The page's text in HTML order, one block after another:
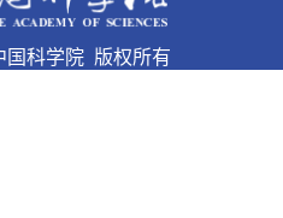
国科学院 版权所有